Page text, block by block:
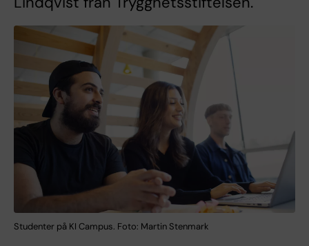
Studenter på KI Campus. Foto: Martin Stenmark